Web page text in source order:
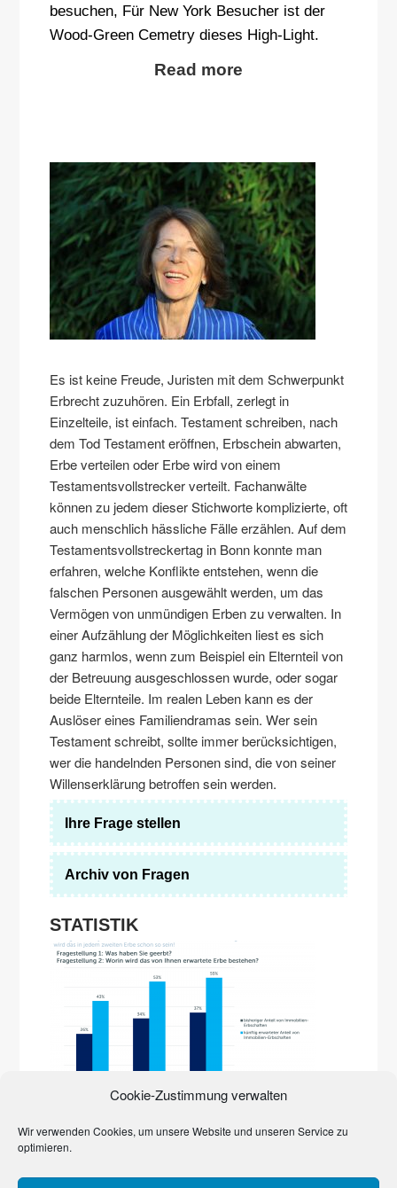
Cookie-Zustimmung verwalten
Wir verwenden Cookies, um unsere Website und unseren Service zu
optimieren.
besuchen, Für New York Besucher ist der
Wood-Green Cemetry dieses High-Light.
Read more
Es ist keine Freude, Juristen mit dem Schwerpunkt
Erbrecht zuzuhören. Ein Erbfall, zerlegt in
Einzelteile, ist einfach. Testament schreiben, nach
dem Tod Testament eröffnen, Erbschein abwarten,
Erbe verteilen oder Erbe wird von einem
Testamentsvollstrecker verteilt. Fachanwälte
können zu jedem dieser Stichworte komplizierte, oft
auch menschlich hässliche Fälle erzählen. Auf dem
Testamentsvollstreckertag in Bonn konnte man
erfahren, welche Konflikte entstehen, wenn die
falschen Personen ausgewählt werden, um das
Vermögen von unmündigen Erben zu verwalten. In
einer Aufzählung der Möglichkeiten liest es sich
ganz harmlos, wenn zum Beispiel ein Elternteil von
der Betreuung ausgeschlossen wurde, oder sogar
beide Elternteile. Im realen Leben kann es der
Auslöser eines Familiendramas sein. Wer sein
Testament schreibt, sollte immer berücksichtigen,
wer die handelnden Personen sind, die von seiner
Willenserklärung betroffen sein werden.
Ihre Frage stellen
Archiv von Fragen
STATISTIK
inzwischen auf dem Land. Sie prägen zunehmend das
Privatbank und des Marktforschungsinstituts YouGov von
2017. Häuser, Grundstücke, Wohnungen dominieren
bereits